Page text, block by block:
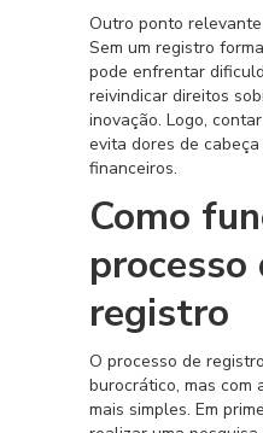
Outro ponto
Sem um registro
pode enfrentar
reivindicar direitos
inovação. Logo,
evita dores de
financeiros.
Como
processo
registro
O processo de
burocrático, mas com
mais simples. Em